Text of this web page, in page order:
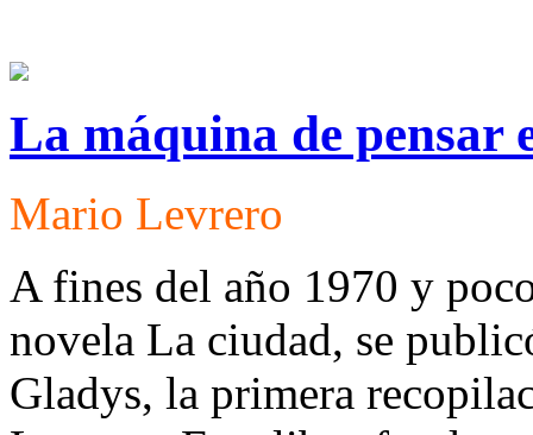
La máquina de pensar
Mario Levrero
A fines del año 1970 y
novela La ciudad, se
Gladys, la primera